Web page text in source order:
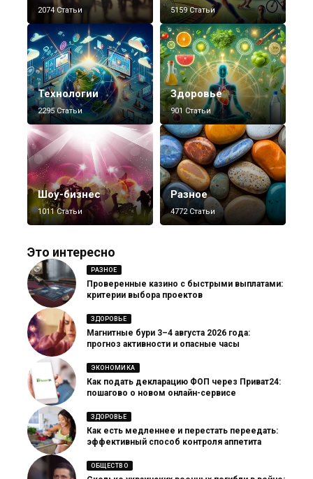
2074 Статьи 5159 Статьи
Технологии
2295 Статьи
Здоровье
901 Статьи
Шоу-бизнес
1011 Статьи
Разное
4772 Статьи
Это интересно
РАЗНОЕ
Проверенные казино с быстрыми выплатами:
критерии выбора проектов
ЗДОРОВЬЕ
Магнитные бури 3–4 августа 2026 года:
прогноз активности и опасные часы
ЭКОНОМИКА
Как подать декларацию ФОП через Приват24:
пошагово о новом онлайн-сервисе
ЗДОРОВЬЕ
Как есть медленнее и перестать переедать:
эффективный способ контроля аппетита
ОБЩЕСТВО